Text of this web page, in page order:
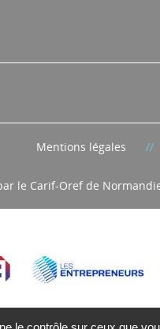
Mentions légales
le Carif-Oref de